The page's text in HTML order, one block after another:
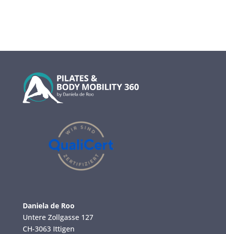
Daniela de Roo
Untere Zollgasse 127
CH-3063 Ittigen